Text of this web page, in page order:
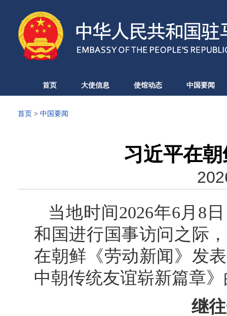
首页 大使信息 使馆动态 中国要闻
首页 > 中国要闻
习近平在
当地时间2026年6月8
和国进行国事访问之际
在朝鲜《劳动新闻》发
中朝传统友谊崭新篇章
继